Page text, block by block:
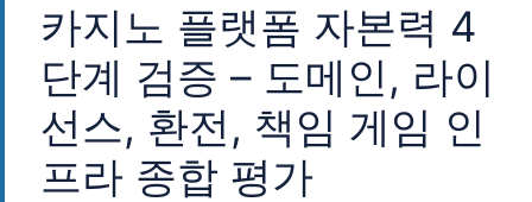
카지노 플랫폼 자본력 4
단계 검증 – 도메인, 라이
선스, 환전, 책임 게임 인
프라 종합 평가